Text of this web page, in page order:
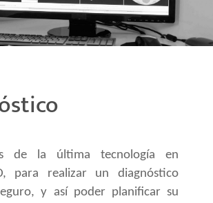
de la última tecnología en
para realizar un diagnóstico
y así poder planificar su